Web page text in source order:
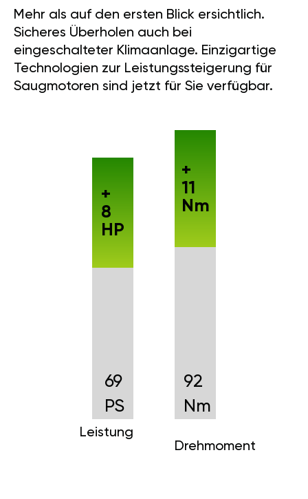
Mehr als auf den ersten Blick ersichtlich.
Sicheres Überholen auch bei
eingeschalteter Klimaanlage. Einzigartige
Technologien zur Leistungssteigerung für
Saugmotoren sind jetzt für Sie verfügbar.
69
PS
Leistung
+
8
HP
92
Nm
Drehmoment
+
11
Nm